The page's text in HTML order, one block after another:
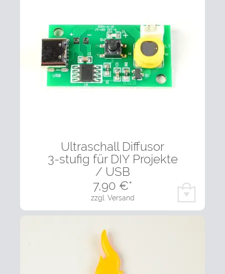
Ultraschall Diffusor
3-stufig für DIY Projekte
/ USB
zzgl. Versand
7,90 €*